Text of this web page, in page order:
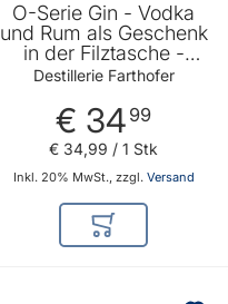
O-Serie Gin - Vodka
und Rum als Geschenk
in der Filztasche -
Geschenkidee für Gin -
Liebhaber und
Genießer
Destillerie Farthofer
€ 34 99
Inkl. 20% MwSt., zzgl. Versand
€ 34,99 / 1 Stk
In den